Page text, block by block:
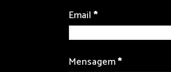
Email*
Mensagem*